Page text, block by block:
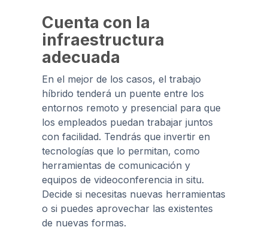
Cuenta con la
infraestructura
adecuada
En el mejor de los casos, el trabajo
híbrido tenderá un puente entre los
entornos remoto y presencial para que
los empleados puedan trabajar juntos
con facilidad. Tendrás que invertir en
tecnologías que lo permitan, como
herramientas de comunicación y
equipos de videoconferencia in situ.
Decide si necesitas nuevas herramientas
o si puedes aprovechar las existentes
de nuevas formas.